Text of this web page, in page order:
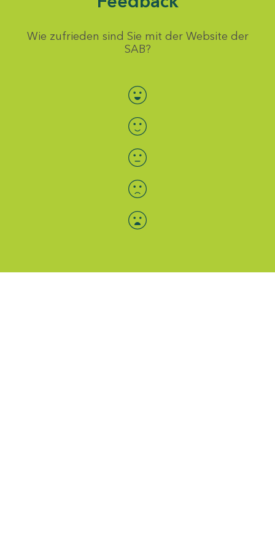
Wie zufrieden sind Sie mit der Website der
SAB?
Bewertung auswählen